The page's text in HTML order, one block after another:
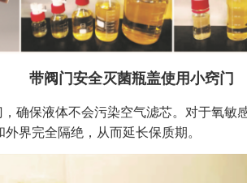
带阀门安全灭菌瓶盖使用小窍门
确保液体不会污染空气滤芯。对于氧敏
界完全隔绝，从而延长保质期。